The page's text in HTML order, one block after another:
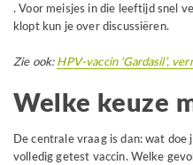
. Voor meisjes in die leeftijd snel
klopt kun je over discussiëren.
Zie ook:HPV-vaccin ‘Gardasil’,
Welke keuze
De centrale vraag is dan: wat
volledig getest vaccin. Welke